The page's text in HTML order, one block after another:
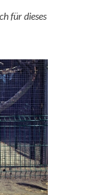
für dieses